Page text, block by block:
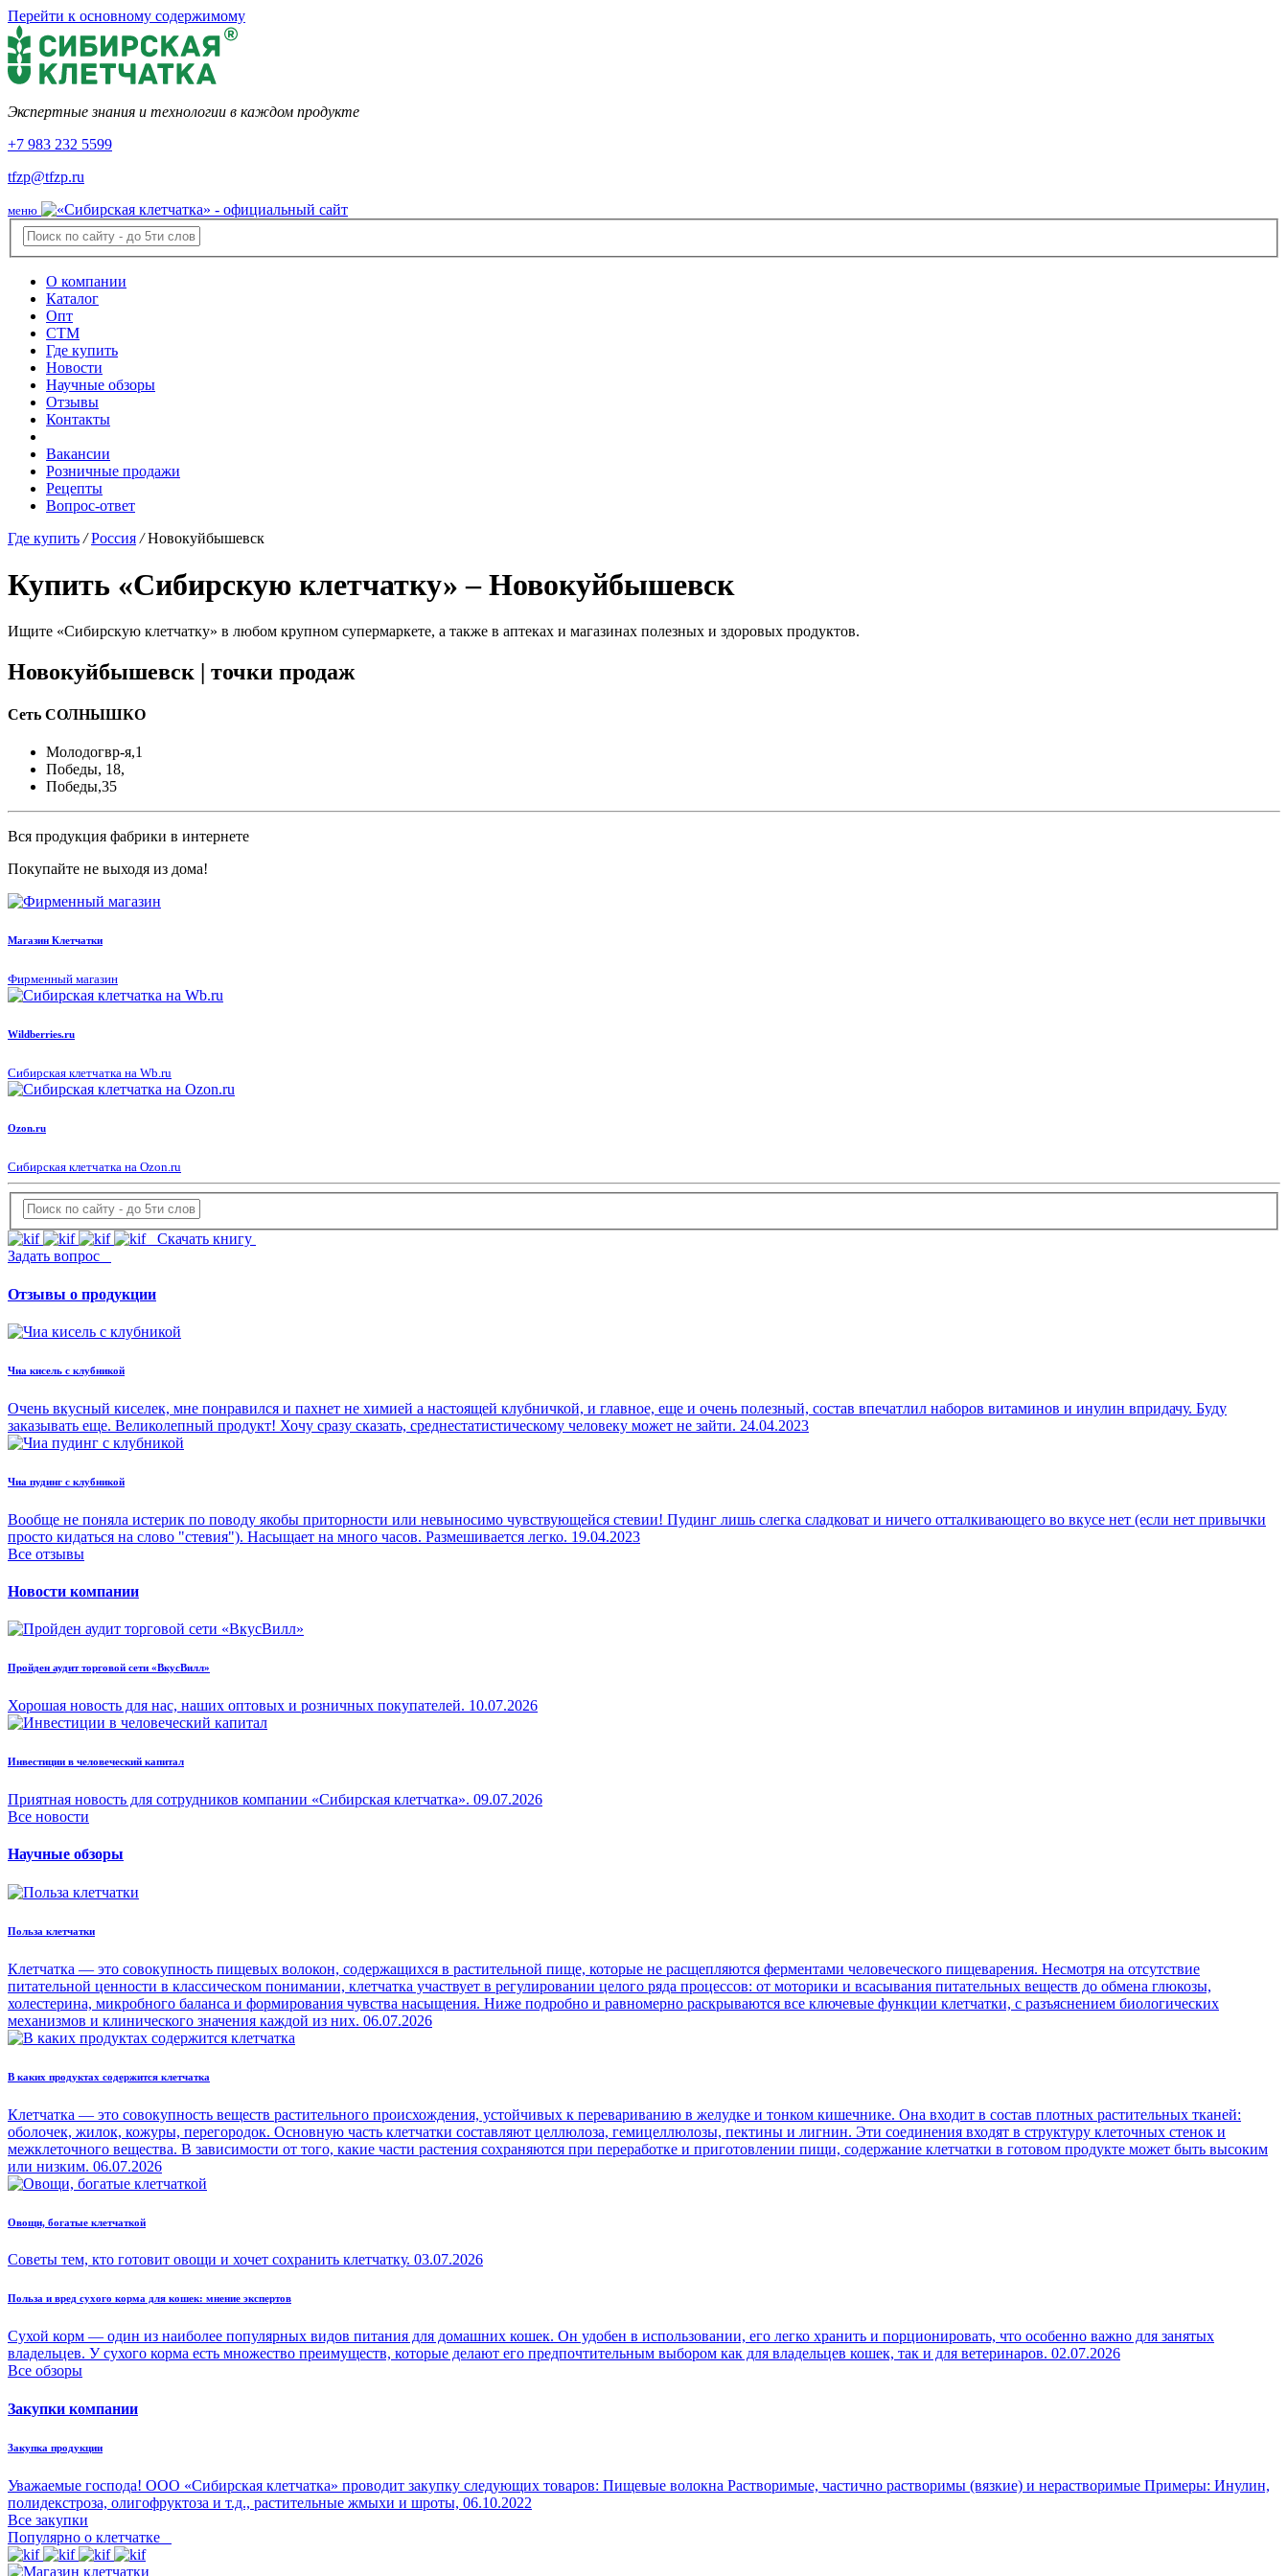
Перейти к основному содержимому
Экспертные знания и технологии в каждом продукте
+7 983 232 5599
tfzp@tfzp.ru
меню
О компании
Каталог
Опт
СТМ
Где купить
Новости
Научные обзоры
Отзывы
Контакты
Вакансии
Розничные продажи
Рецепты
Вопрос-ответ
Где купить / Россия / Новокуйбышевск
Купить «Сибирскую клетчатку» – Новокуйбышевск
Ищите «Сибирскую клетчатку» в любом крупном супермаркете, а также в аптеках и магазинах полезных и здоровых продуктов.
Новокуйбышевск | точки продаж
Сеть СОЛНЫШКО
Молодогвр-я,1
Победы, 18,
Победы,35
Вся продукция фабрики в интернете
Покупайте не выходя из дома!
Магазин Клетчатки
Фирменный магазин
Wildberries.ru
Сибирская клетчатка на Wb.ru
Ozon.ru
Сибирская клетчатка на Ozon.ru
Скачать книгу
Задать вопрос
Отзывы о продукции
Чиа кисель с клубникой
Очень вкусный киселек, мне понравился и пахнет не химией а настоящей клубничкой, и главное, еще и очень полезный, состав впечатлил наборов витаминов и инулин впридачу. Буду
заказывать еще. Великолепный продукт! Хочу сразу сказать, среднестатистическому человеку может не зайти. 24.04.2023
Чиа пудинг с клубникой
Вообще не поняла истерик по поводу якобы приторности или невыносимо чувствующейся стевии! Пудинг лишь слегка сладковат и ничего отталкивающего во вкусе нет (если нет привычки
просто кидаться на слово "стевия"). Насыщает на много часов. Размешивается легко. 19.04.2023
Все отзывы
Новости компании
Пройден аудит торговой сети «ВкусВилл»
Хорошая новость для нас, наших оптовых и розничных покупателей. 10.07.2026
Инвестиции в человеческий капитал
Приятная новость для сотрудников компании «Сибирская клетчатка». 09.07.2026
Все новости
Научные обзоры
Польза клетчатки
Клетчатка — это совокупность пищевых волокон, содержащихся в растительной пище, которые не расщепляются ферментами человеческого пищеварения. Несмотря на отсутствие
питательной ценности в классическом понимании, клетчатка участвует в регулировании целого ряда процессов: от моторики и всасывания питательных веществ до обмена глюкозы,
холестерина, микробного баланса и формирования чувства насыщения. Ниже подробно и равномерно раскрываются все ключевые функции клетчатки, с разъяснением биологических
механизмов и клинического значения каждой из них. 06.07.2026
В каких продуктах содержится клетчатка
Клетчатка — это совокупность веществ растительного происхождения, устойчивых к перевариванию в желудке и тонком кишечнике. Она входит в состав плотных растительных тканей:
оболочек, жилок, кожуры, перегородок. Основную часть клетчатки составляют целлюлоза, гемицеллюлозы, пектины и лигнин. Эти соединения входят в структуру клеточных стенок и
межклеточного вещества. В зависимости от того, какие части растения сохраняются при переработке и приготовлении пищи, содержание клетчатки в готовом продукте может быть высоким
или низким. 06.07.2026
Овощи, богатые клетчаткой
Советы тем, кто готовит овощи и хочет сохранить клетчатку. 03.07.2026
Польза и вред сухого корма для кошек: мнение экспертов
Сухой корм — один из наиболее популярных видов питания для домашних кошек. Он удобен в использовании, его легко хранить и порционировать, что особенно важно для занятых
владельцев. У сухого корма есть множество преимуществ, которые делают его предпочтительным выбором как для владельцев кошек, так и для ветеринаров. 02.07.2026
Все обзоры
Закупки компании
Закупка продукции
Уважаемые господа! ООО «Сибирская клетчатка» проводит закупку следующих товаров: Пищевые волокна Растворимые, частично растворимы (вязкие) и нерастворимые Примеры: Инулин,
полидекстроза, олигофруктоза и т.д., растительные жмыхи и шроты, 06.10.2022
Все закупки
Популярно о клетчатке